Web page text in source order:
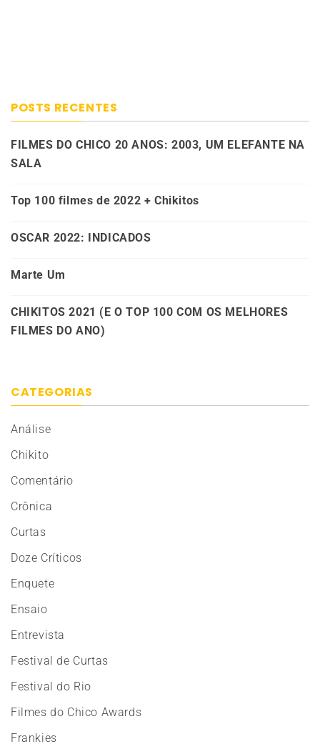
POSTS RECENTES
FILMES DO CHICO 20 ANOS: 2003, UM ELEFANTE NA
SALA
Top 100 filmes de 2022 + Chikitos
OSCAR 2022: INDICADOS
Marte Um
CHIKITOS 2021 (E O TOP 100 COM OS MELHORES
FILMES DO ANO)
CATEGORIAS
Análise
Chikito
Comentário
Crônica
Curtas
Doze Críticos
Enquete
Ensaio
Entrevista
Festival de Curtas
Festival do Rio
Filmes do Chico Awards
Frankies